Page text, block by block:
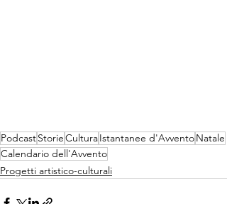
PodcastStorieCulturaIstantanee d'AvventoNatale
Calendario dell'Avvento
Progetti artistico-culturali